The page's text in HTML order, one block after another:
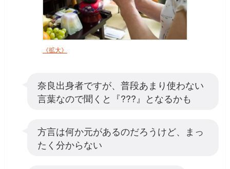
《拡大》
奈良出身者ですが、普段あまり使わない
言葉なので聞くと『???』となるかも
方言は何か元があるのだろうけど、まっ
たく分からない